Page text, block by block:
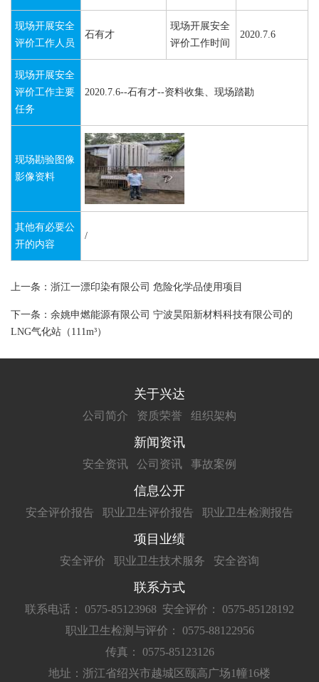
现场开展安全
评价工作人员
石有才
现场开展安全
评价工作时间
2020.7.6
现场开展安全
评价工作主要
任务
2020.7.6--石有才--资料收集、现场踏勘
现场勘验图像
影像资料
其他有必要公
开的内容
/
上一条：浙江一漂印染有限公司 危险化学品使用项目
下一条：余姚申燃能源有限公司 宁波昊阳新材料科技有限公司的
LNG气化站（111m³）
关于兴达
公司简介 资质荣誉 组织架构
新闻资讯
安全资讯 公司资讯 事故案例
信息公开
安全评价报告 职业卫生评价报告 职业卫生检测报告
项目业绩
安全评价 职业卫生技术服务 安全咨询
联系方式
联系电话： 0575-85123968 安全评价： 0575-85128192
职业卫生检测与评价： 0575-88122956
传真： 0575-85123126
地址：浙江省绍兴市越城区颐高广场1幢16楼